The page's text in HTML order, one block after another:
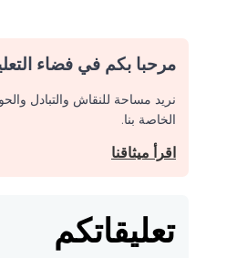
مرحبا بكم في فضاء
نريد مساحة للنقاش والتبادل
الخاصة بنا.
اقرأ ميثاقنا
تعليقاتكم